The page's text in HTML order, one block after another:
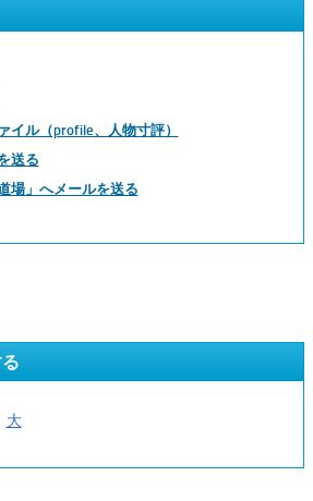
イル（profile、人物寸評）
送る
場」へメールを送る
大